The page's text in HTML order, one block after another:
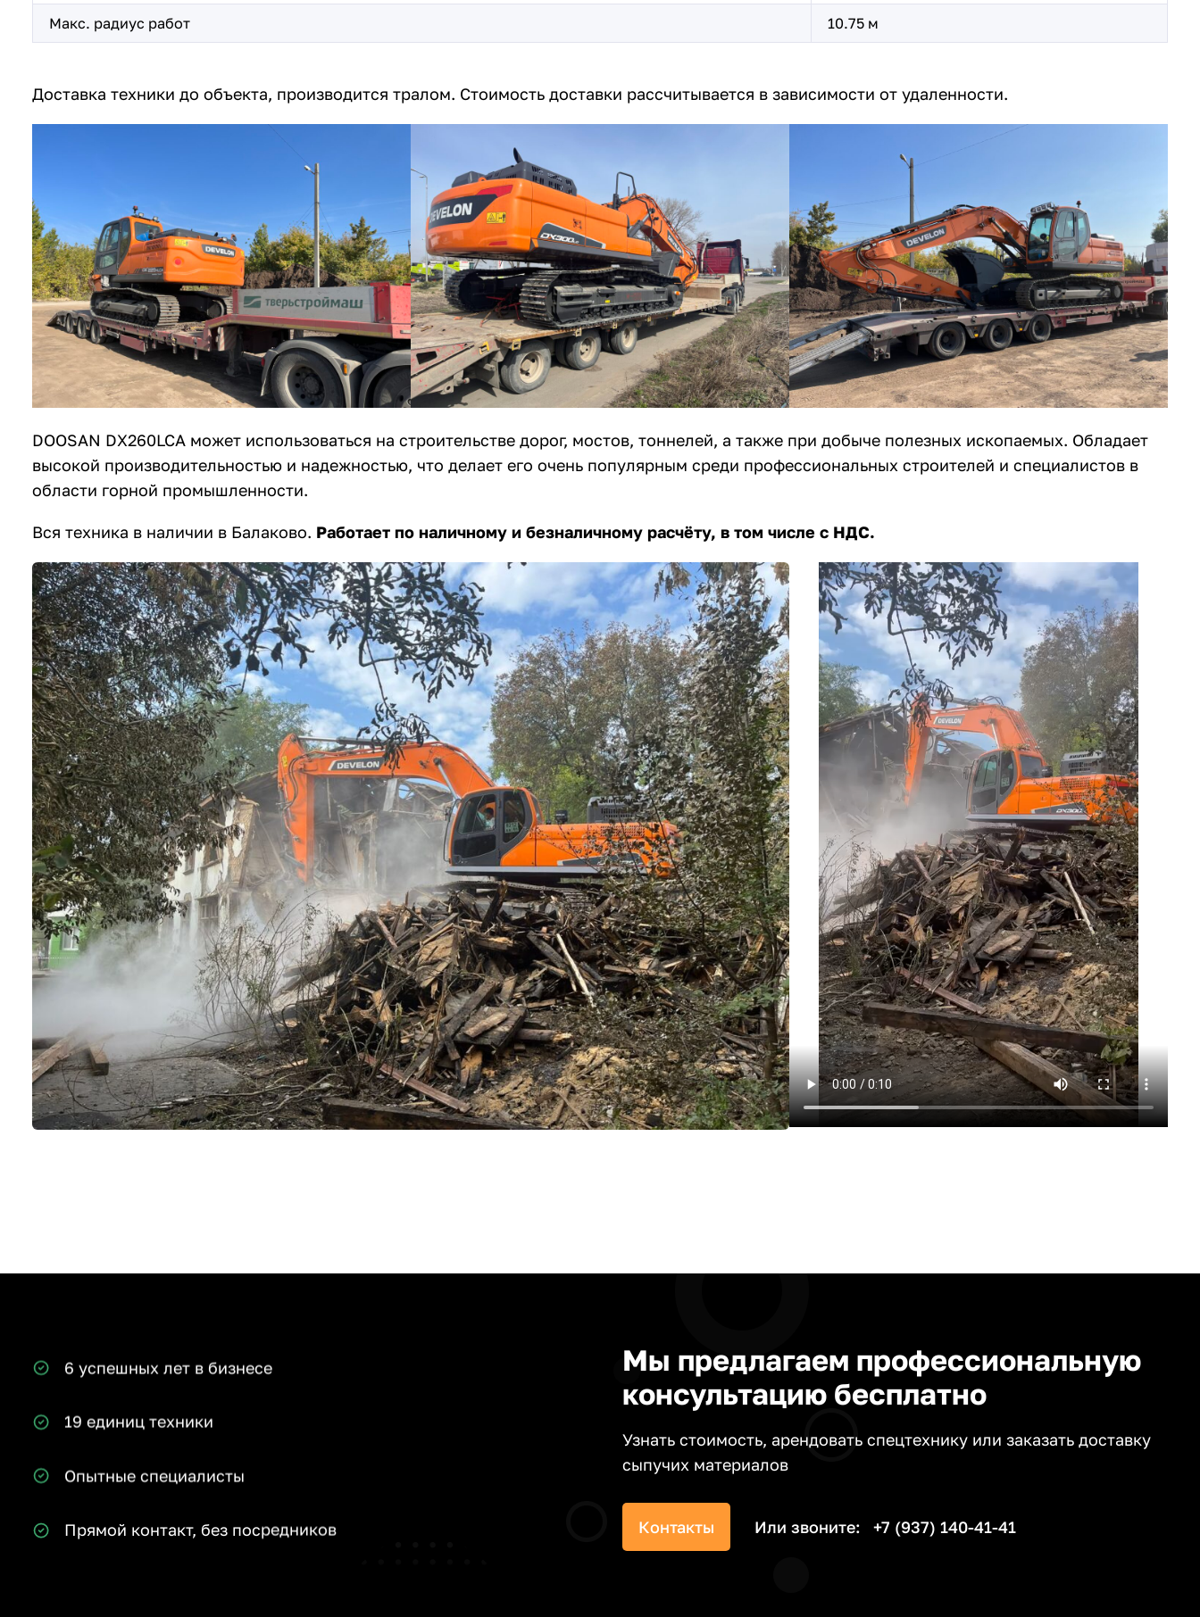
Макс. радиус работ 10.75 м
Доставка техники до объекта, производится тралом. Стоимость доставки рассчитывается в зависимости от удаленности.
DOOSAN DX260LCA может использоваться на строительстве дорог, мостов, тоннелей, а также при добыче полезных ископаемых. Обладает
высокой производительностью и надежностью, что делает его очень популярным среди профессиональных строителей и специалистов в
области горной промышленности.
Вся техника в наличии в Балаково. Работает по наличному и безналичному расчёту, в том числе с НДС.
Мы предлагаем профессиональную
консультацию бесплатно
Узнать стоимость, арендовать спецтехнику или заказать доставку
сыпучих материалов
Контакты Или звоните: +7 (937) 140-41-41
Прямой контакт, без посредников
Вся техника в наличии в Балаково
19 единиц техники
Опытные специалисты
Прямой контакт, без посредников
Вся техника в наличии в Балаково